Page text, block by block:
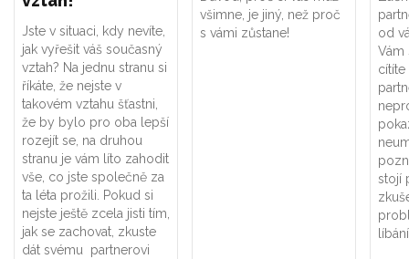
Jste v situaci, kdy nevíte,
jak vyřešit váš současný
vztah? Na jednu stranu si
říkáte, že nejste v
takovém vztahu šťastni,
že by bylo pro oba lepší
rozejít se, na druhou
stranu je vám líto zahodit
vše, co jste společně za
ta léta prožili. Pokud si
nejste ještě zcela jisti tím,
jak se zachovat, zkuste
dát svému partnerovi
všimne, je jiný, než proč
s vámi zůstane!
od
Vám
cítíte
stojí